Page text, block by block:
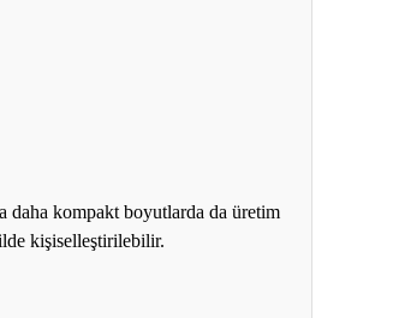
daha kompakt boyutlarda da üretim
kişiselleştirilebilir.